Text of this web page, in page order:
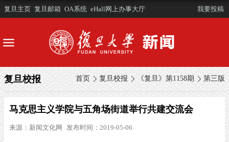
复旦主页 复旦邮箱 OA系统 eHall网上办事大厅 我要投稿
首页 复旦校报 《复旦》第1158期 第三版
复旦校报
马克思主义学院与五角场街道举行共建交流会
来源： 新闻文化网 发布时间：2019-05-06